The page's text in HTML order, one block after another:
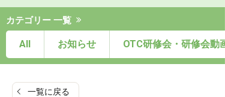
カテゴリー 一覧
All お知らせ OTC研修会・研修会動画
一覧に戻る